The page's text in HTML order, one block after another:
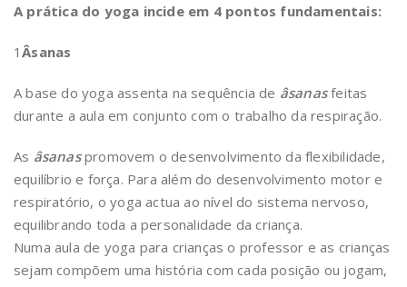
A prática do yoga incide em 4 pontos fundamentais:
1Âsanas
A base do yoga assenta na sequência de âsanasfeitas
durante a aula em conjunto com o trabalho da respiração.
As âsanaspromovem o desenvolvimento da flexibilidade,
equilíbrio e força. Para além do desenvolvimento motor e
respiratório, o yoga actua ao nível do sistema nervoso,
equilibrando toda a personalidade da criança.
Numa aula de yoga para crianças o professor e as crianças
sejam compõem uma história com cada posição ou jogam,